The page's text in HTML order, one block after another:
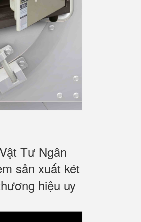
Tư Ngân
sản xuất két
hiệu uy